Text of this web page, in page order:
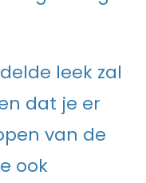
leek zal
dat je er
van de
ook